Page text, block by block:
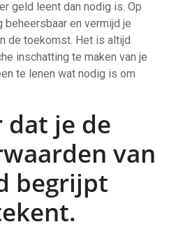
geld leent dan nodig is. Op
beheersbaar en vermijd je
de toekomst. Het is altijd
inschatting te maken van je
te lenen wat nodig is om
dat je de
van
begrijpt